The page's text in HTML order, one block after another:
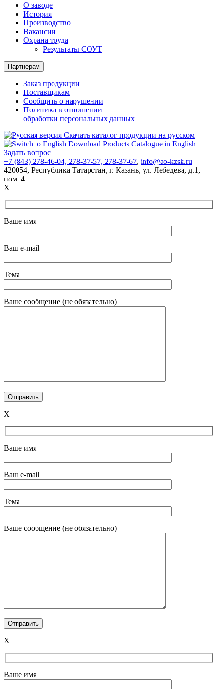
О заводе
История
Производство
Вакансии
Охрана труда
Результаты СОУТ
Партнерам
Заказ продукции
Поставщикам
Сообщить о нарушении
Политика в отношении
обработки персональных данных
Скачать каталог продукции на русском
Download Products Catalogue in English
Задать вопрос
+7 (843) 278-46-04, 278-37-57, 278-37-67, info@ao-kzsk.ru
420054, Республика Татарстан, г. Казань, ул. Лебедева, д.1 ,
пом. 4
X
Ваше имя
Ваш e-mail
Тема
Ваше сообщение (не обязательно)
X
Ваше имя
Ваш e-mail
Тема
Ваше сообщение (не обязательно)
X
Ваше имя